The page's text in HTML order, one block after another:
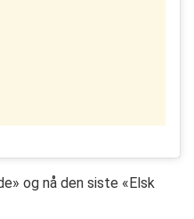
og nå den siste «Elsk